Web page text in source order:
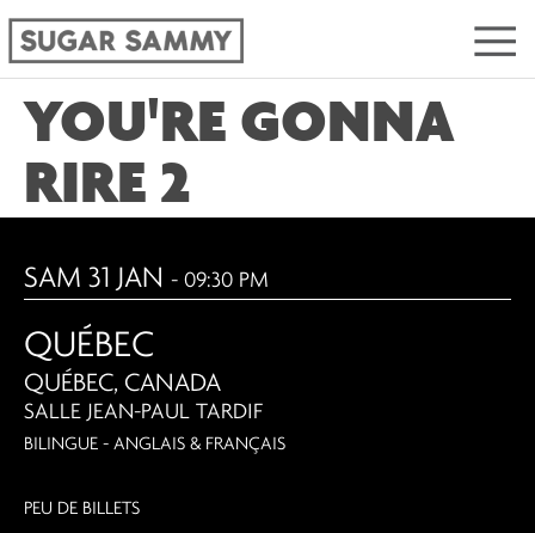
YOU'RE GONNA
RIRE 2
SAM 31 JAN - 09:30 PM
QUÉBEC
QUÉBEC, CANADA
SALLE JEAN-PAUL TARDIF
BILINGUE - ANGLAIS & FRANÇAIS
PEU DE BILLETS